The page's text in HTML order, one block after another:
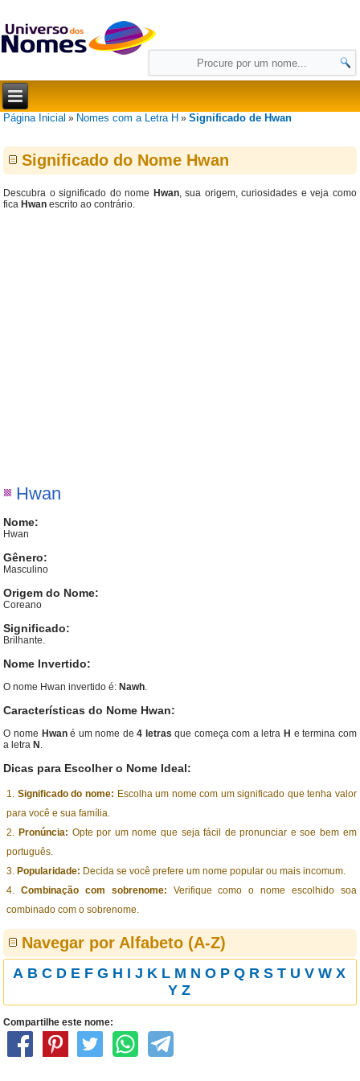
Página Inicial » Nomes com a Letra H »Significado de Hwan
Significado do Nome Hwan
Descubra o significado do nome Hwan, sua origem, curiosidades e veja como
fica Hwan escrito ao contrário.
Hwan
Nome:
Hwan
Gênero:
Masculino
Origem do Nome:
Coreano
Significado:
Brilhante.
Nome Invertido:
O nome Hwan invertido é: Nawh.
Características do Nome Hwan:
O nome Hwané um nome de4 letras que começa com a letra H e termina com
a letra N .
Dicas para Escolher o Nome Ideal:
Significado do nome: Escolha um nome com um significado que tenha valor
para você e sua família.
Pronúncia: Opte por um nome que seja fácil de pronunciar e soe bem em
português.
Popularidade: Decida se você prefere um nome popular ou mais incomum.
Combinação com sobrenome: Verifique como o nome escolhido soa
combinado com o sobrenome.
Navegar por Alfabeto (A-Z)
A B C D E F G H I J K L M N O P Q R S T U V W X
Y Z
Compartilhe este nome: